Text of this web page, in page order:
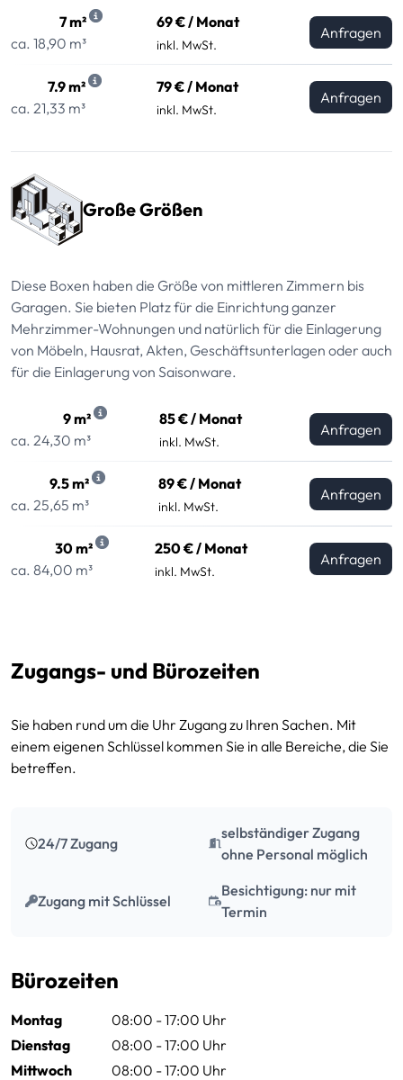
7 m²
ca. 18,90 m³
69 € / Monat
inkl. MwSt.
Anfragen
7.9 m²
ca. 21,33 m³
79 € / Monat
inkl. MwSt.
Anfragen
Große Größen
Diese Boxen haben die Größe von mittleren Zimmern bis
Garagen. Sie bieten Platz für die Einrichtung ganzer
Mehrzimmer-Wohnungen und natürlich für die Einlagerung
von Möbeln, Hausrat, Akten, Geschäftsunterlagen oder auch
für die Einlagerung von Saisonware.
9 m²
ca. 24,30 m³
85 € / Monat
inkl. MwSt.
Anfragen
9.5 m²
ca. 25,65 m³
89 € / Monat
inkl. MwSt.
Anfragen
30 m²
ca. 84,00 m³
250 € / Monat
inkl. MwSt.
Anfragen
Zugangs- und Bürozeiten
Sie haben rund um die Uhr Zugang zu Ihren Sachen. Mit
einem eigenen Schlüssel kommen Sie in alle Bereiche, die Sie
betreffen.
24/7 Zugang
selbständiger Zugang
ohne Personal möglich
Zugang mit Schlüssel
Besichtigung: nur mit
Termin
Bürozeiten
Montag
08:00 - 17:00 Uhr
Dienstag
08:00 - 17:00 Uhr
Mittwoch
08:00 - 17:00 Uhr